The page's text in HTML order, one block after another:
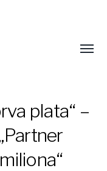
plata“ –